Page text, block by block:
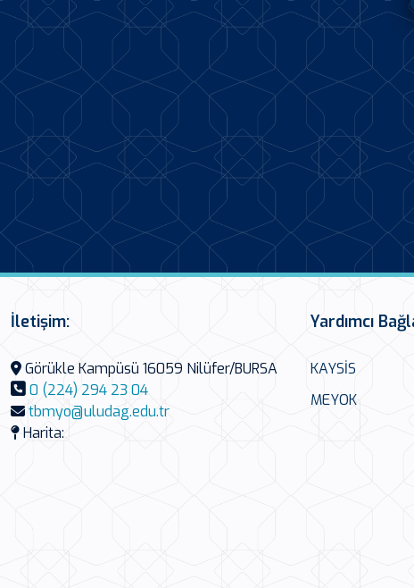
İletişim:
Görükle Kampüsü 16059 Nilüfer/BURSA
0 (224) 294 23 04
tbmyo@uludag.edu.tr
Harita:
Yardımcı
KAYSİS
MEYOK